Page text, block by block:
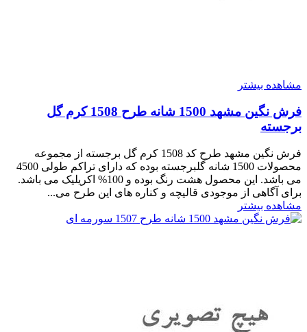
مشاهده بیشتر
فرش نگین مشهد 1500 شانه طرح 1508 کرم گل
برجسته
فرش نگین مشهد طرح کد 1508 کرم گل برجسته از مجموعه
محصولات 1500 شانه گلبرجسته بوده که دارای تراکم طولی 4500
می باشد. این محصول هشت رنگ بوده و 100% اکریلیک می باشد.
برای آگاهی از موجودی قالیچه و کناره های این طرح می...
مشاهده بیشتر